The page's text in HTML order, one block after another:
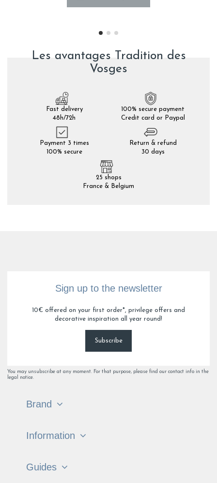
Les avantages Tradition des
Vosges
Fast delivery
48h/72h
100% secure payment
Credit card or Paypal
Payment 3 times
100% secure
Return & refund
30 days
25 shops
France & Belgium
Sign up to the newsletter
10€ offered on your first order*, privilege offers and
decorative inspiration all year round!
Subscribe
You may unsubscribe at any moment. For that purpose, please find our contact info in the
legal notice.
Brand
Information
Guides